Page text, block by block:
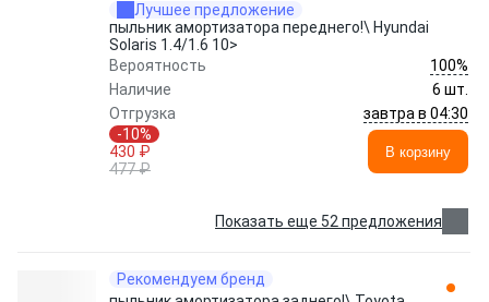
Лучшее предложение
пыльник амортизатора переднего!\ Hyundai
Solaris 1.4/1.6 10>
Вероятность
100%
Наличие
6 шт.
Отгрузка
завтра в 04:30
-10%
430 ₽
477 ₽
В корзину
Показать еще 52 предложения
Рекомендуем бренд